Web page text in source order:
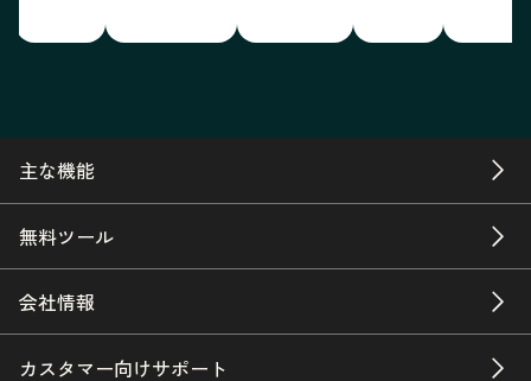
主な機能
無料ツール
会社情報
カスタマー向けサポート